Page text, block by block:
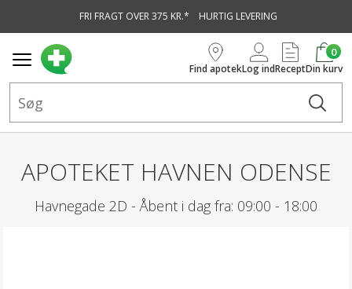
FRI FRAGT OVER 375 KR.* HURTIG LEVERING
Find apotekLog indRecept
0
Din kurv
APOTEKET HAVNEN ODENSE
Havnegade 2D -Åbent i dag fra: 09:00 - 18:00